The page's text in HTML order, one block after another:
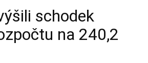
schodek
na 240,2